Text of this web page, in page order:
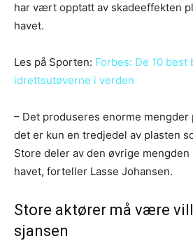
har vært opptatt av skadeeffekten
havet.
Les på Sporten: Forbes: De 10 best
idrettsutøverne i verden
– Det produseres enorme mengder
det er kun en tredjedel av plasten
Store deler av den øvrige
havet, forteller Lasse Johansen.
Store aktører må være
sjansen